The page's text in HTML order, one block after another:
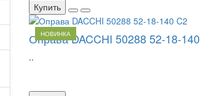
Купить
НОВИНКА
Оправа DACCHI 50288 52-18-
..